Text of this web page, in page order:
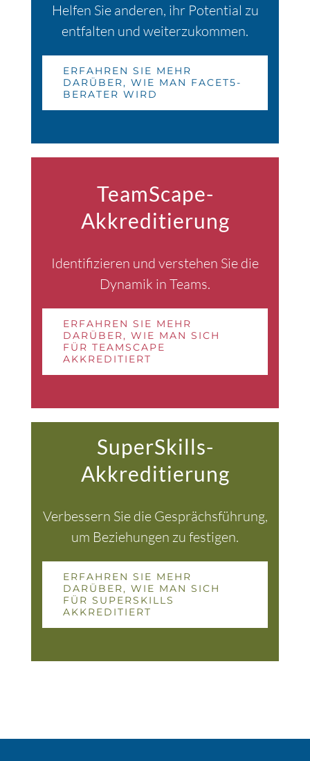
Helfen Sie anderen, ihr Potential zu
entfalten und weiterzukommen.
ERFAHREN SIE MEHR
DARÜBER, WIE MAN FACET5-
BERATER WIRD
TeamScape-
Akkreditierung
Identifizieren und verstehen Sie die
Dynamik in Teams.
ERFAHREN SIE MEHR
DARÜBER, WIE MAN SICH
FÜR TEAMSCAPE
AKKREDITIERT
SuperSkills-
Akkreditierung
Verbessern Sie die Gesprächsführung,
um Beziehungen zu festigen.
ERFAHREN SIE MEHR
DARÜBER, WIE MAN SICH
FÜR SUPERSKILLS
AKKREDITIERT